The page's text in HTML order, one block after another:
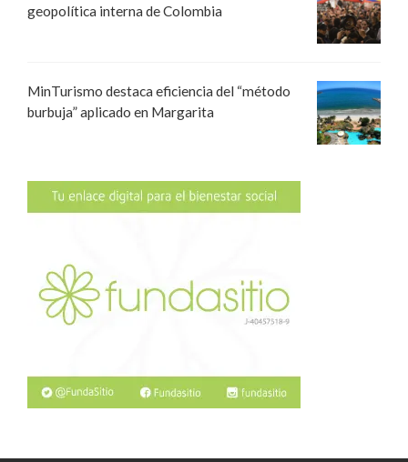
geopolítica interna de Colombia
MinTurismo destaca eficiencia del “método
burbuja” aplicado en Margarita